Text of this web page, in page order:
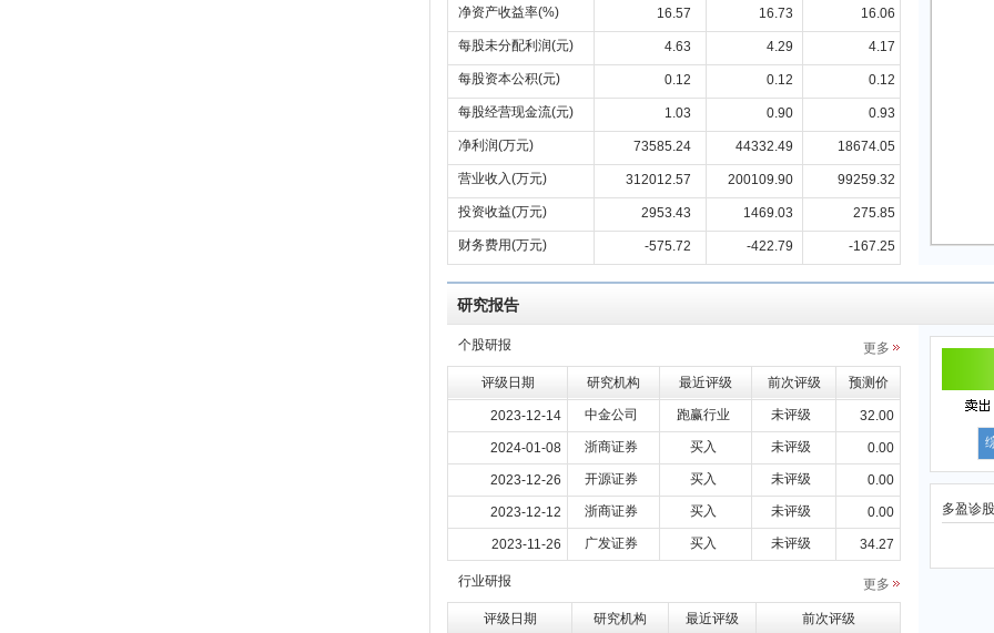
净资产收益率(%) 16.57 16.73 16.06
每股未分配利润(元) 4.63 4.29 4.17
每股资本公积(元) 0.12 0.12 0.12
每股经营现金流(元) 1.03 0.90 0.93
净利润(万元) 73585.24 44332.49 18674.05
营业收入(万元) 312012.57 200109.90 99259.32
投资收益(万元) 2953.43 1469.03 275.85
财务费用(万元) -575.72 -422.79 -167.25
研究报告
更多
个股研报
评级日期 研究机构 最近评级 前次评级 预测价
2023-12-14 中金公司 跑赢行业 未评级 32.00
2024-01-08 浙商证券 买入 未评级 0.00
2023-12-26 开源证券 买入 未评级 0.00
2023-12-12 浙商证券 买入 未评级 0.00
2023-11-26 广发证券 买入 未评级 34.27
更多
行业研报
评级日期 研究机构 最近评级 前次评级
多盈诊